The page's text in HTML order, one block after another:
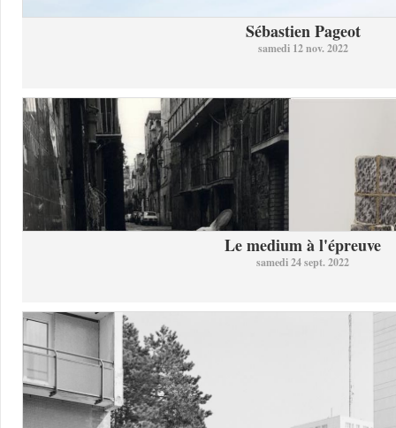
Sébastien Pageot
samedi 12 nov. 2022
Le medium à l'épreuve
samedi 24 sept. 2022